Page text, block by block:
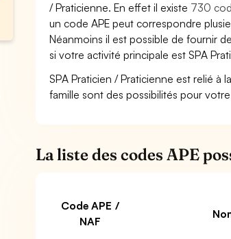
/ Praticienne. En effet il existe 730
un code APE peut correspondre
Néanmoins il est possible de fournir
si votre activité principale est SPA
SPA Praticien / Praticienne est relié à
famille sont des possibilités pour
La liste des codes APE
Code APE /
NAF